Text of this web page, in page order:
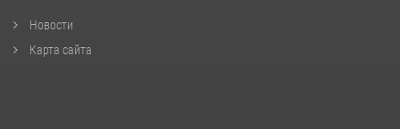
Новости
Карта сайта